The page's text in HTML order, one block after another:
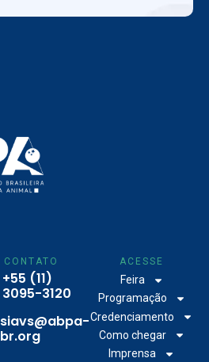
CONTATO
+55 (11)
3095-3120
siavs@abpa-
br.org
ACESSE
Feira
Programação
Credenciamento
Como chegar
Imprensa